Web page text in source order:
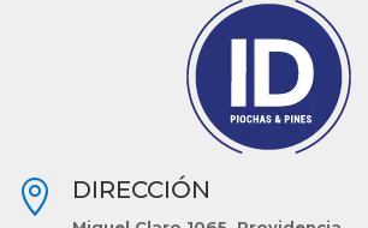
 DIRECCIÓN